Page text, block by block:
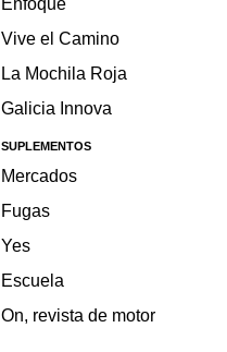
Vive el Camino
La Mochila Roja
Galicia Innova
SUPLEMENTOS
Mercados
Fugas
Yes
Escuela
On, revista de motor